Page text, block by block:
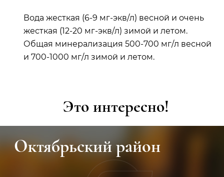
Вода жесткая (6-9 мг-экв/л) весной и очень
жесткая (12-20 мг-экв/л) зимой и летом.
Общая минерализация 500-700 мг/л весной
и 700-1000 мг/л зимой и летом.
Это интересно!
Октябрьский район